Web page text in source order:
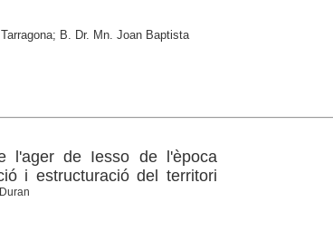
B. Dr. Mn. Joan Baptista
l'ager de Iesso de l'època
i estructuració del territori